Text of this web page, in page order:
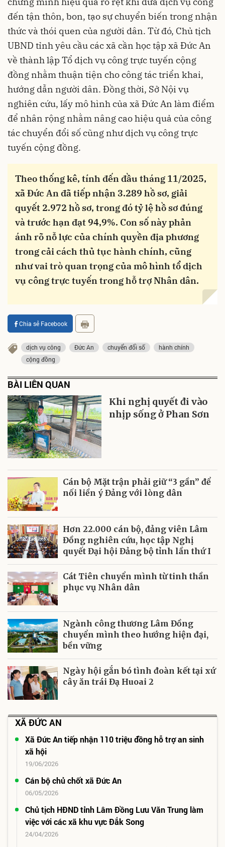
đến tận thôn, bon, tạo sự chuyển biến trong nhận
thức và thói quen của người dân. Từ đó, Chủ tịch
UBND tỉnh yêu cầu các xã cần học tập xã Đức An
về thành lập Tổ dịch vụ công trực tuyến cộng
đồng nhằm thuận tiện cho công tác triển khai,
hướng dẫn người dân. Đồng thời, Sở Nội vụ
nghiên cứu, lấy mô hình của xã Đức An làm điểm
để nhân rộng nhằm nâng cao hiệu quả của công
tác chuyển đổi số cũng như dịch vụ công trực
tuyến cộng đồng.
Theo thống kê, tính đến đầu tháng 11/2025,
xã Đức An đã tiếp nhận 3.289 hồ sơ, giải
quyết 2.972 hồ sơ, trong đó tỷ lệ hồ sơ đúng
và trước hạn đạt 94,9%. Con số này phản
ánh rõ nỗ lực của chính quyền địa phương
trong cải cách thủ tục hành chính, cũng
như vai trò quan trọng của mô hình tổ dịch
vụ công trực tuyến trong hỗ trợ Nhân dân.
Chia sẻ Facebook
dịch vụ công Đức An chuyển đổi số
hành chính
cộng đồng
BÀI LIÊN QUAN
Khi nghị quyết đi vào
nhịp sống ở Phan Sơn
Cán bộ Mặt trận phải giữ “3 gần” để
nối liền ý Đảng với lòng dân
Hơn 22.000 cán bộ, đảng viên Lâm
Đồng nghiên cứu, học tập Nghị
quyết Đại hội Đảng bộ tỉnh lần thứ I
Cát Tiên chuyển mình từ tinh thần
phục vụ Nhân dân
Ngành công thương Lâm Đồng
chuyển mình theo hướng hiện đại,
bền vững
Ngày hội gắn bó tình đoàn kết tại xứ
cây ăn trái Đạ Huoai 2
XÃ ĐỨC AN
Xã Đức An tiếp nhận 110 triệu đồng hỗ trợ an sinh
xã hội
19/06/2026
Cán bộ chủ chốt xã Đức An
06/05/2026
Chủ tịch HĐND tỉnh Lâm Đồng Lưu Văn Trung làm
việc với các xã khu vực Đắk Song
24/04/2026